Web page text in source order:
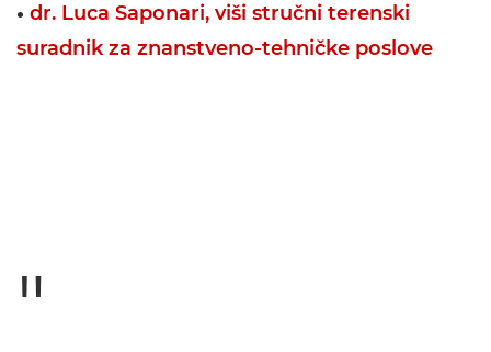
• dr. Luca Saponari, viši stručni terenski
suradnik za znanstveno-tehničke poslove